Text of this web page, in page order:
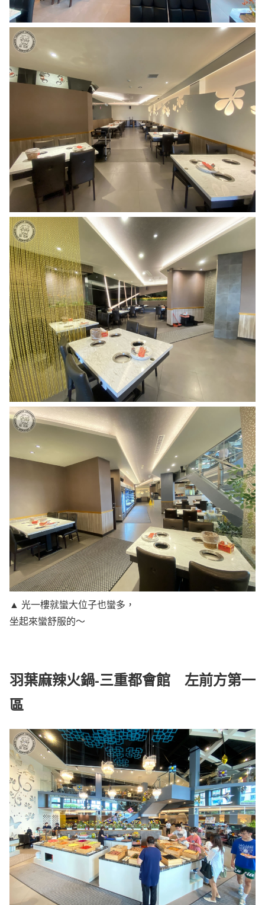
▲ 光一樓就蠻大位子也蠻多，
坐起來蠻舒服的～
羽葉麻辣火鍋-三重都會館 左前方第一
區